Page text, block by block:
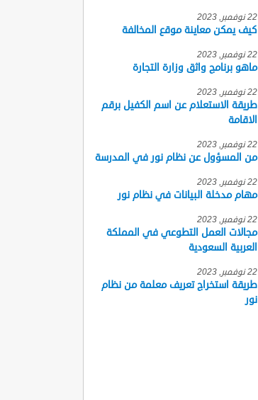
22 نوفمبر, 2023
كيف يمكن معاينة موقع المخالفة
22 نوفمبر, 2023
ماهو برنامج واثق وزارة التجارة
22 نوفمبر, 2023
طريقة الاستعلام عن اسم الكفيل برقم
الاقامة
22 نوفمبر, 2023
من المسؤول عن نظام نور في المدرسة
22 نوفمبر, 2023
مهام مدخلة البيانات في نظام نور
22 نوفمبر, 2023
مجالات العمل التطوعي في المملكة
العربية السعودية
22 نوفمبر, 2023
طريقة استخراج تعريف معلمة من نظام
نور